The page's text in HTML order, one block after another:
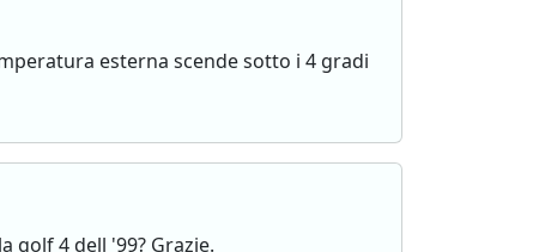
esterna scende sotto i 4 gradi
golf 4 dell '99? Grazie.